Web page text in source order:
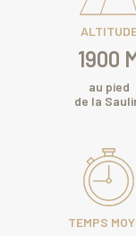
1900
au pied
de la
TEMPS